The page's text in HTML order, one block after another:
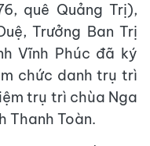
quê Quảng Trị),
Trưởng Ban Trị
Vĩnh Phúc đã ký
chức danh trụ trì
trụ trì chùa Nga
Thanh Toàn.